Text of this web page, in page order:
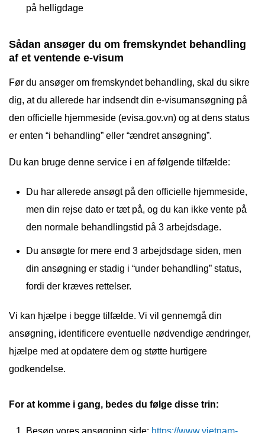
på helligdage
Sådan ansøger du om fremskyndet behandling
af et ventende e-visum
Før du ansøger om fremskyndet behandling, skal du sikre
dig, at du allerede har indsendt din e-visumansøgning på
den officielle hjemmeside (evisa.gov.vn) og at dens status
er enten “i behandling” eller “ændret ansøgning”.
Du kan bruge denne service i en af følgende tilfælde:
Du har allerede ansøgt på den officielle hjemmeside,
men din rejse dato er tæt på, og du kan ikke vente på
den normale behandlingstid på 3 arbejdsdage.
Du ansøgte for mere end 3 arbejdsdage siden, men
din ansøgning er stadig i “under behandling” status,
fordi der kræves rettelser.
Vi kan hjælpe i begge tilfælde. Vi vil gennemgå din
ansøgning, identificere eventuelle nødvendige ændringer,
hjælpe med at opdatere dem og støtte hurtigere
godkendelse.
For at komme i gang, bedes du følge disse trin:
Besøg vores ansøgning side: https://www.vietnam-